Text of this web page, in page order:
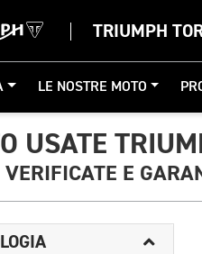
TRIUMPH
LE NOSTRE MOTO
USATE
VERIFICATE E